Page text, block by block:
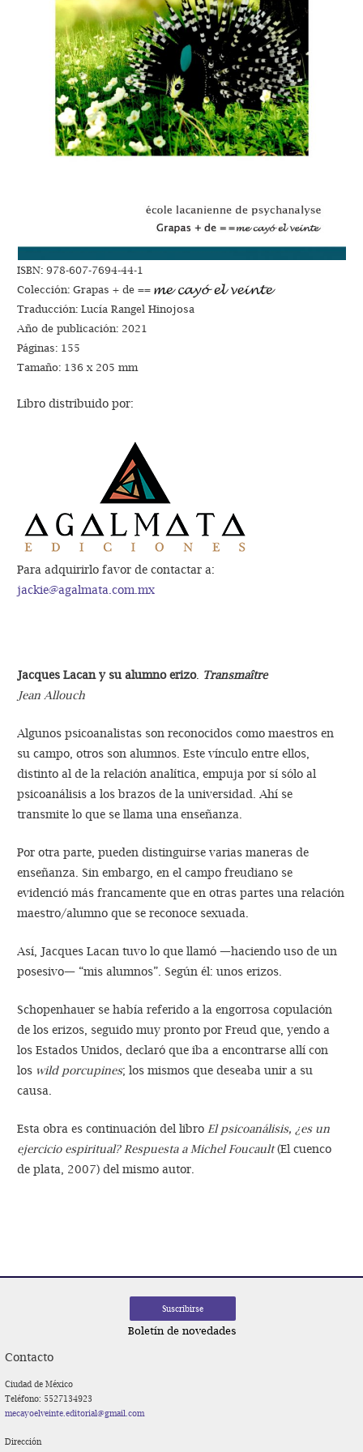
ISBN: 978-607-7694-44-1
Colección: Grapas + de ==
Traducción: Lucía Rangel Hinojosa
Año de publicación: 2021
Páginas: 155
Tamaño: 136 x 205 mm
Libro distribuido por:
Para adquirirlo favor de contactar a:
jackie@agalmata.com.mx
Jacques Lacan y su alumno erizo. Transmaître
Jean Allouch
Algunos psicoanalistas son reconocidos como maestros en
su campo, otros son alumnos. Este vínculo entre ellos,
distinto al de la relación analítica, empuja por sí sólo al
psicoanálisis a los brazos de la universidad. Ahí se
transmite lo que se llama una enseñanza.
Por otra parte, pueden distinguirse varias maneras de
enseñanza. Sin embargo, en el campo freudiano se
evidenció más francamente que en otras partes una relación
maestro/alumno que se reconoce sexuada.
Así, Jacques Lacan tuvo lo que llamó —haciendo uso de un
posesivo— “mis alumnos”. Según él: unos erizos.
Schopenhauer se había referido a la engorrosa copulación
de los erizos, seguido muy pronto por Freud que, yendo a
los Estados Unidos, declaró que iba a encontrarse allí con
los wild porcupines; los mismos que deseaba unir a su
causa.
Esta obra es continuación del libro El psicoanálisis, ¿es un
ejercicio espiritual? Respuesta a Michel Foucault(El cuenco
de plata, 2007) del mismo autor.
Navegación
entradasBoletín de novedades
Contacto
Ciudad de México
Teléfono: 5527134923
mecayoelveinte.editorial@gmail.com
Dirección